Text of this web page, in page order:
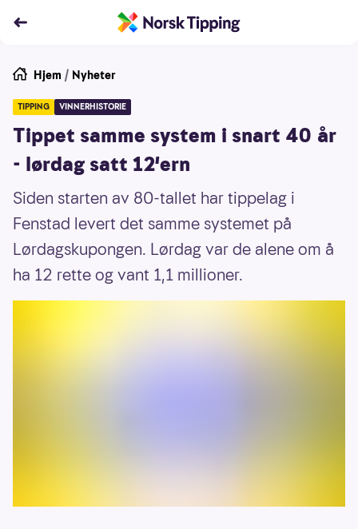
Hjem / Nyheter
TIPPING VINNERHISTORIE
Tippet samme system i snart 40 år
- lørdag satt 12'ern
Siden starten av 80-tallet har tippelag i
Fenstad levert det samme systemet på
Lørdagskupongen. Lørdag var de alene om å
ha 12 rette og vant 1,1 millioner.